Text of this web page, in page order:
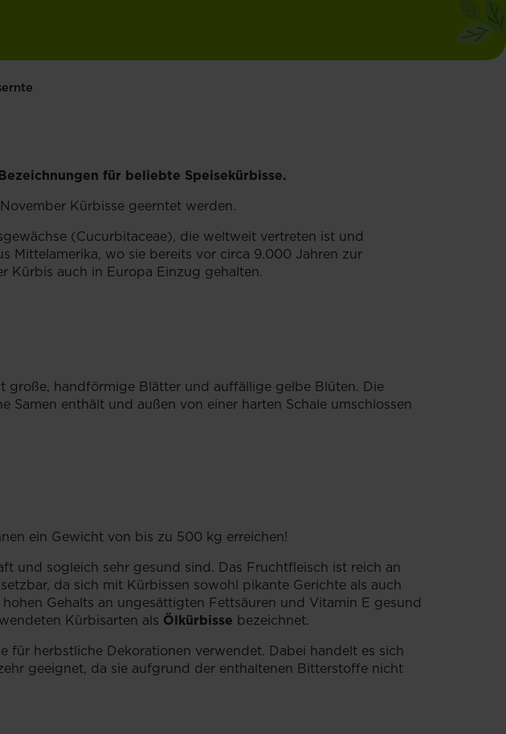
für beliebte Speisekürbisse.
Kürbisse geerntet werden.
(Cucurbitaceae), die weltweit vertreten ist und
Mittelamerika, wo sie bereits vor circa 9.000 Jahren zur
Kürbis auch in Europa Einzug gehalten.
große, handförmige Blätter und auffällige gelbe Blüten. Die
enthält und außen von einer harten Schale umschlossen
ein Gewicht von bis zu 500 kg erreichen!
und sogleich sehr gesund sind. Das Fruchtfleisch ist reich an
da sich mit Kürbissen sowohl pikante Gerichte als auch
Gehalts an ungesättigten Fettsäuren und Vitamin E gesund
Kürbisarten als Ölkürbisse bezeichnet.
für herbstliche Dekorationen verwendet. Dabei handelt es sich
geeignet, da sie aufgrund der enthaltenen Bitterstoffe nicht